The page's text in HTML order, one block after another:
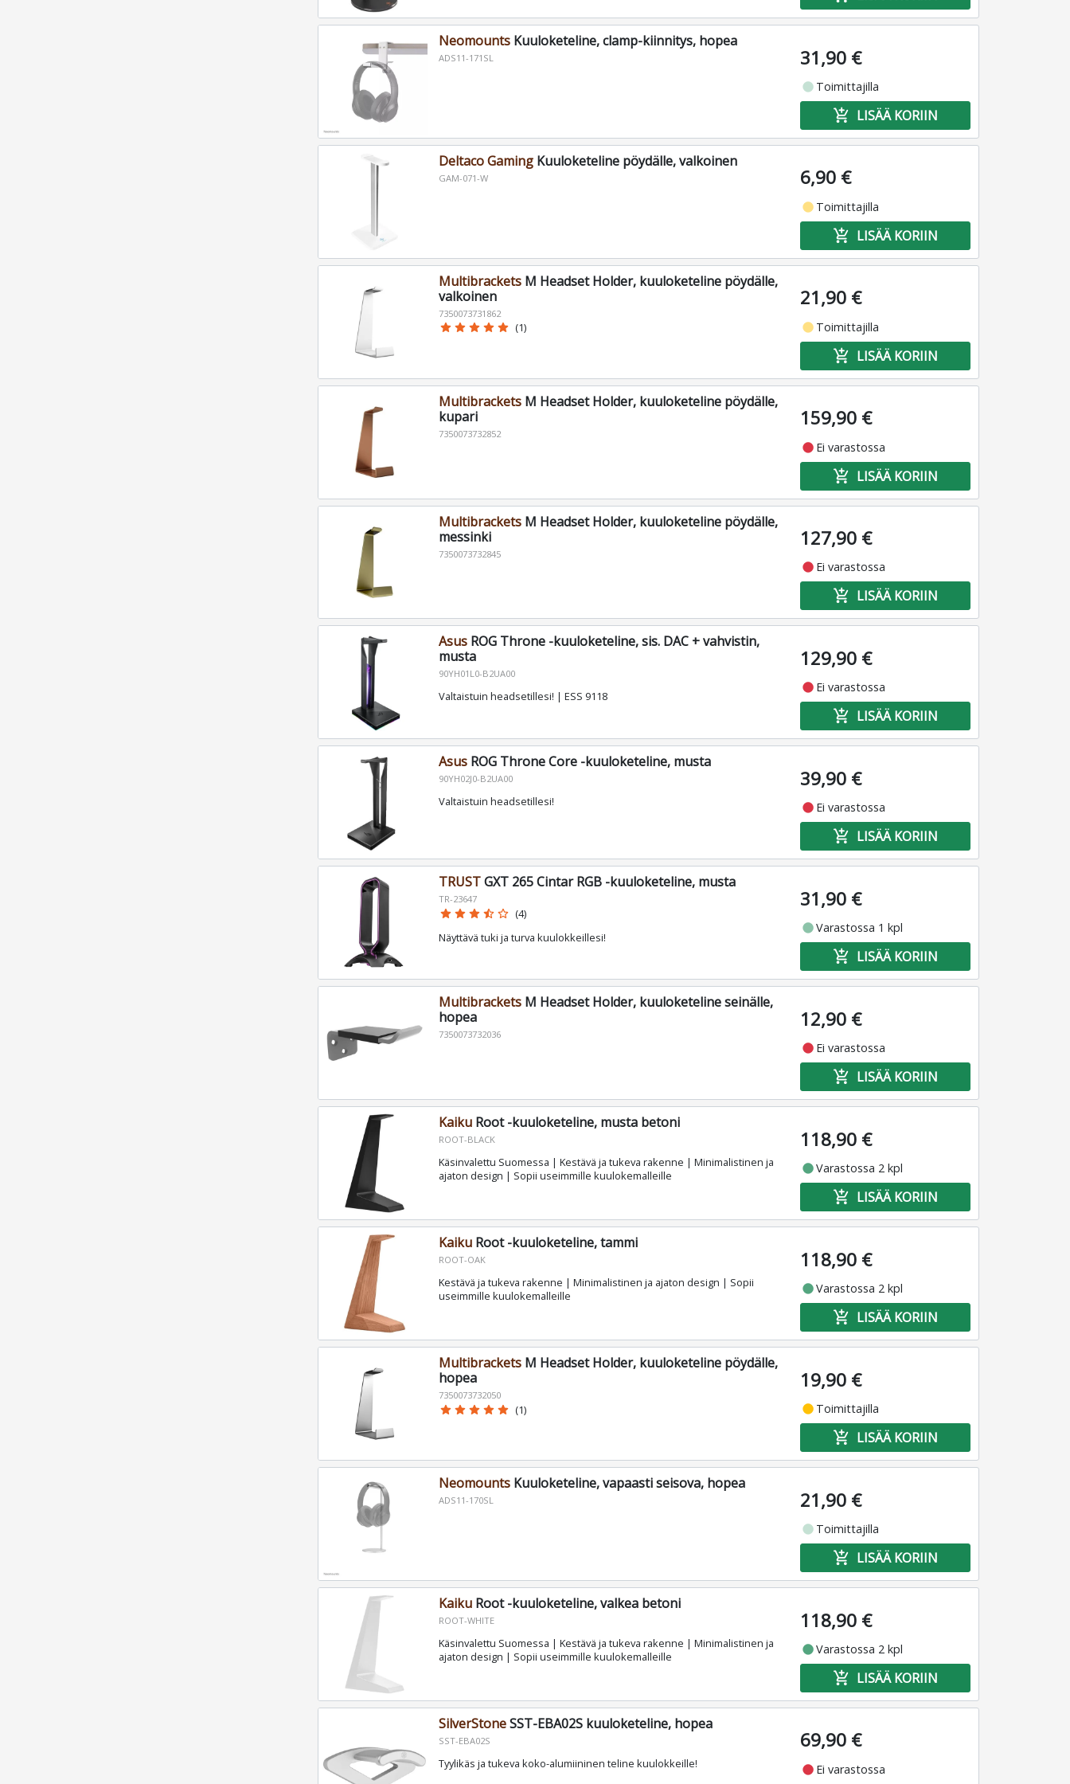
NeomountsKuuloketeline, clamp-kiinnitys, hopea
ADS11-171SL 31,90 €
fiber_manual_record Toimittajilla
add_shopping_cart LISÄÄ KORIIN
Deltaco GamingKuuloketeline pöydälle, valkoinen
GAM-071-W 6,90 €
fiber_manual_record Toimittajilla
add_shopping_cart LISÄÄ KORIIN
MultibracketsM Headset Holder, kuuloketeline pöydälle,
valkoinen
7350073731862
star star star star star (1)
21,90 €
fiber_manual_record Toimittajilla
add_shopping_cart LISÄÄ KORIIN
MultibracketsM Headset Holder, kuuloketeline pöydälle,
kupari
7350073732852
159,90 €
fiber_manual_record Ei varastossa
add_shopping_cart LISÄÄ KORIIN
MultibracketsM Headset Holder, kuuloketeline pöydälle,
messinki
7350073732845
127,90 €
fiber_manual_record Ei varastossa
add_shopping_cart LISÄÄ KORIIN
AsusROG Throne -kuuloketeline, sis. DAC + vahvistin,
musta
90YH01L0-B2UA00
Valtaistuin headsetillesi! | ESS 9118
129,90 €
fiber_manual_record Ei varastossa
add_shopping_cart LISÄÄ KORIIN
AsusROG Throne Core -kuuloketeline, musta
90YH02J0-B2UA00
Valtaistuin headsetillesi!
39,90 €
fiber_manual_record Ei varastossa
add_shopping_cart LISÄÄ KORIIN
TRUSTGXT 265 Cintar RGB -kuuloketeline, musta
TR-23647
star star star star_half star_border (4)
Näyttävä tuki ja turva kuulokkeillesi!
31,90 €
fiber_manual_recordVarastossa 1 kpl
add_shopping_cart LISÄÄ KORIIN
MultibracketsM Headset Holder, kuuloketeline seinälle,
hopea
7350073732036
12,90 €
fiber_manual_record Ei varastossa
add_shopping_cart LISÄÄ KORIIN
KaikuRoot -kuuloketeline, musta betoni
ROOT-BLACK
Käsinvalettu Suomessa | Kestävä ja tukeva rakenne | Minimalistinen ja
ajaton design | Sopii useimmille kuulokemalleille
118,90 €
fiber_manual_recordVarastossa 2 kpl
add_shopping_cart LISÄÄ KORIIN
KaikuRoot -kuuloketeline, tammi
ROOT-OAK
Kestävä ja tukeva rakenne | Minimalistinen ja ajaton design | Sopii
useimmille kuulokemalleille
118,90 €
fiber_manual_recordVarastossa 2 kpl
add_shopping_cart LISÄÄ KORIIN
MultibracketsM Headset Holder, kuuloketeline pöydälle,
hopea
7350073732050
star star star star star (1)
19,90 €
fiber_manual_record Toimittajilla
add_shopping_cart LISÄÄ KORIIN
NeomountsKuuloketeline, vapaasti seisova, hopea
ADS11-170SL 21,90 €
fiber_manual_record Toimittajilla
add_shopping_cart LISÄÄ KORIIN
KaikuRoot -kuuloketeline, valkea betoni
ROOT-WHITE
Käsinvalettu Suomessa | Kestävä ja tukeva rakenne | Minimalistinen ja
ajaton design | Sopii useimmille kuulokemalleille
118,90 €
fiber_manual_recordVarastossa 2 kpl
add_shopping_cart LISÄÄ KORIIN
SilverStoneSST-EBA02S kuuloketeline, hopea
SST-EBA02S
Tyylikäs ja tukeva koko-alumiininen teline kuulokkeille!
69,90 €
fiber_manual_record Ei varastossa